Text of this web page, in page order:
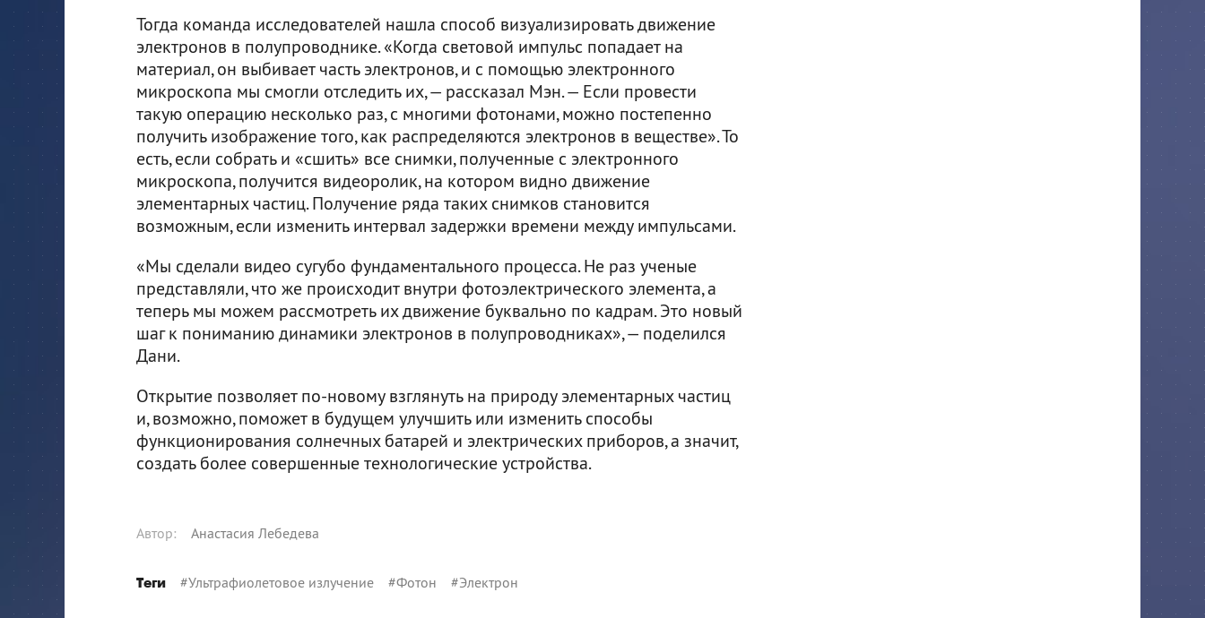
Тогда команда исследователей нашла способ визуализировать движение
электронов в полупроводнике. «Когда световой импульс попадает на
материал, он выбивает часть электронов, и с помощью электронного
микроскопа мы смогли отследить их, — рассказал Мэн. — Если провести
такую операцию несколько раз, с многими фотонами, можно постепенно
получить изображение того, как распределяются электронов в веществе». То
есть, если собрать и «сшить» все снимки, полученные с электронного
микроскопа, получится видеоролик, на котором видно движение
элементарных частиц. Получение ряда таких снимков становится
возможным, если изменить интервал задержки времени между импульсами.
«Мы сделали видео сугубо фундаментального процесса. Не раз ученые
представляли, что же происходит внутри фотоэлектрического элемента, а
теперь мы можем рассмотреть их движение буквально по кадрам. Это новый
шаг к пониманию динамики электронов в полупроводниках», — поделился
Дани.
Открытие позволяет по-новому взглянуть на природу элементарных частиц
и, возможно, поможет в будущем улучшить или изменить способы
функционирования солнечных батарей и электрических приборов, а значит,
создать более совершенные технологические устройства.
Автор: Анастасия Лебедева
Теги #Ультрафиолетовое излучение #Фотон #Электрон